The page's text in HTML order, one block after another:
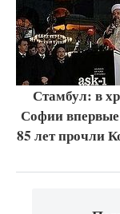
Стамбул: в
Софии впервые
85 лет прочли